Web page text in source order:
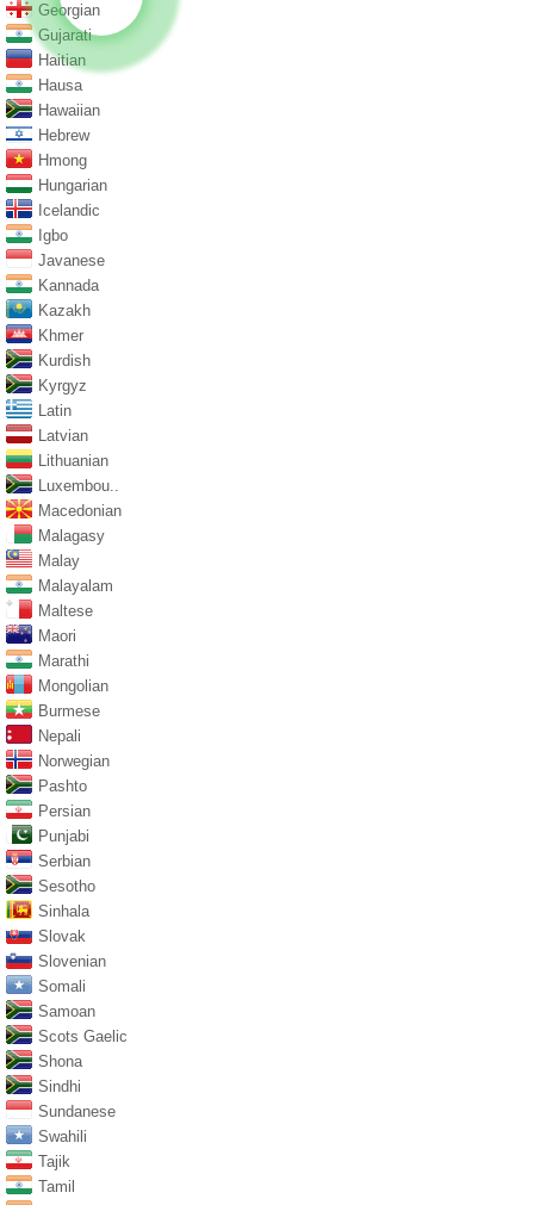
Georgian
Gujarati
Haitian
Hausa
Hawaiian
Hebrew
Hmong
Hungarian
Icelandic
Igbo
Javanese
Kannada
Kazakh
Khmer
Kurdish
Kyrgyz
Latin
Latvian
Lithuanian
Luxembou..
Macedonian
Malagasy
Malay
Malayalam
Maltese
Maori
Marathi
Mongolian
Burmese
Nepali
Norwegian
Pashto
Persian
Punjabi
Serbian
Sesotho
Sinhala
Slovak
Slovenian
Somali
Samoan
Scots Gaelic
Shona
Sindhi
Sundanese
Swahili
Tajik
Tamil